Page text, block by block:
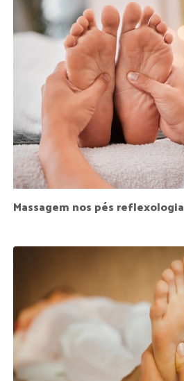
Massagem nos pés reflexologia